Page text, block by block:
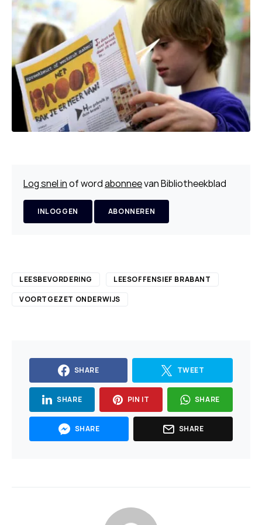
Log snel inof wordabonneevan Bibliotheekblad
INLOGGEN ABONNEREN
LEESBEVORDERING
LEESOFFENSIEF BRABANT
VOORTGEZET ONDERWIJS
SHARE TWEET
SHARE PIN IT SHARE
SHARE SHARE